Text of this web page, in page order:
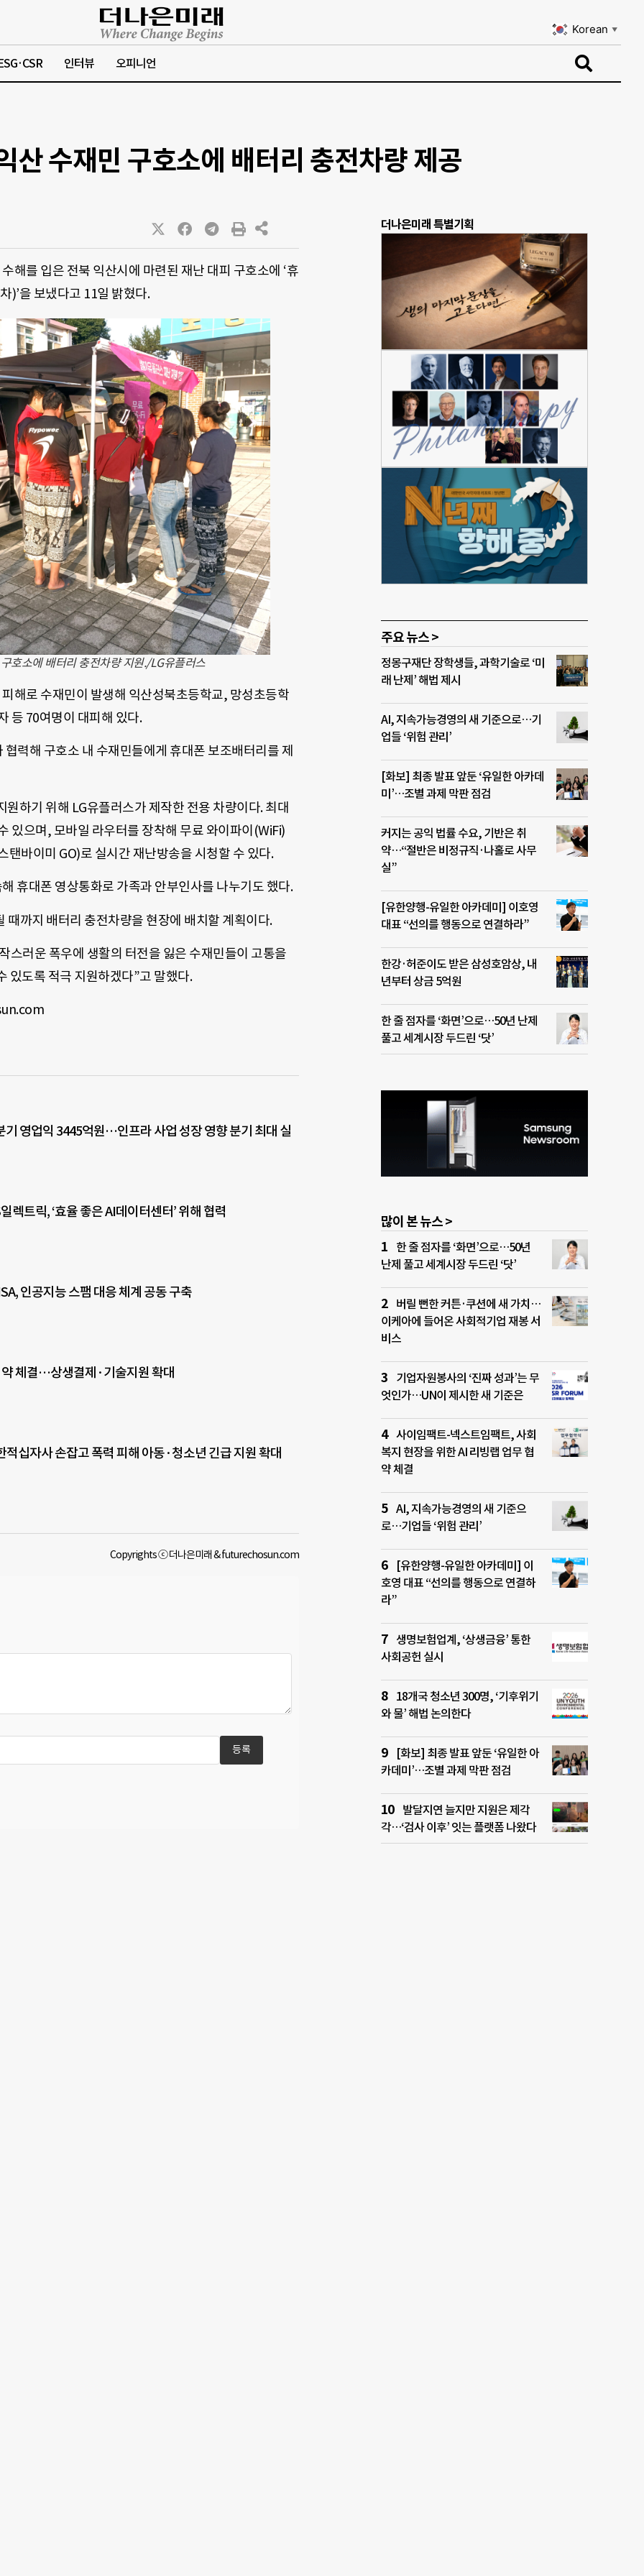
Korean ▼
인터뷰 오피니언
산 수재민 구호소에 배터리 충전차량 제공
해를 입은 전북 익산시에 마련된 재난 대피 구호소에 ‘휴
)’을 보냈다고 11일 밝혔다.
호소에 배터리 충전차량 지원./LG유플러스
해로 수재민이 발생해 익산성북초등학교, 망성초등학
등 70여명이 대피해 있다.
력해 구호소 내 수재민들에게 휴대폰 보조배터리를 제
하기 위해 LG유플러스가 제작한 전용 차량이다. 최대
있으며, 모바일 라우터를 장착해 무료 와이파이(WiFi)
탠바이미 GO)로 실시간 재난방송을 시청할 수 있다.
휴대폰 영상통화로 가족과 안부인사를 나누기도 했다.
까지 배터리 충전차량을 현장에 배치할 계획이다.
스러운 폭우에 생활의 터전을 잃은 수재민들이 고통을
있도록 적극 지원하겠다”고 말했다.
기 영업익 3445억원…인프라 사업 성장 영향 분기 최대 실
렉트릭, ‘효율 좋은 AI데이터센터’ 위해 협력
인공지능 스팸 대응 체계 공동 구축
체결…상생결제·기술지원 확대
적십자사 손잡고 폭력 피해 아동·청소년 긴급 지원 확대
Copyrights ⓒ 더나은미래 & futurechosun.com
더나은미래 특별기획
주요 뉴스 >
정몽구재단 장학생들, 과학기술로 ‘미
래 난제’ 해법 제시
AI, 지속가능경영의 새 기준으로…기
업들 ‘위험 관리’
[화보] 최종 발표 앞둔 ‘유일한 아카데
미’…조별 과제 막판 점검
커지는 공익 법률 수요, 기반은 취
약…“절반은 비정규직·나홀로 사무
실”
[유한양행-유일한 아카데미] 이호영
대표 “선의를 행동으로 연결하라”
한강·허준이도 받은 삼성호암상, 내
년부터 상금 5억원
한 줄 점자를 ‘화면’으로…50년 난제
풀고 세계시장 두드린 ‘닷’
많이 본 뉴스 >
한 줄 점자를 ‘화면’으로…50년
난제 풀고 세계시장 두드린 ‘닷’
버릴 뻔한 커튼·쿠션에 새 가치…
이케아에 들어온 사회적기업 재봉 서
비스
기업자원봉사의 ‘진짜 성과’는 무
엇인가…UN이 제시한 새 기준은
사이임팩트-넥스트임팩트, 사회
복지 현장을 위한 AI 리빙랩 업무 협
약 체결
AI, 지속가능경영의 새 기준으
로…기업들 ‘위험 관리’
[유한양행-유일한 아카데미] 이
호영 대표 “선의를 행동으로 연결하
라”
생명보험업계, ‘상생금융’ 통한
사회공헌 실시
18개국 청소년 300명, ‘기후위기
와 물’ 해법 논의한다
[화보] 최종 발표 앞둔 ‘유일한 아
카데미’…조별 과제 막판 점검
발달지연 늘지만 지원은 제각
각…‘검사 이후’ 잇는 플랫폼 나왔다